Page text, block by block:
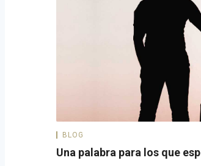
BLOG
Una palabra para los que